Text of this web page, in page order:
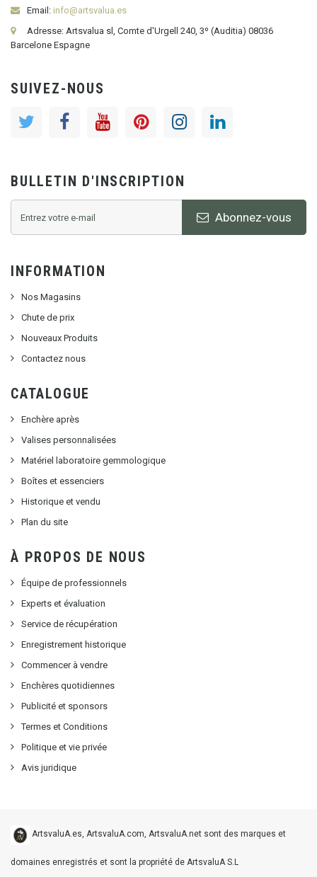
Email: info@artsvalua.es
Adresse: Artsvalua sl, Comte d'Urgell 240, 3º (Auditia) 08036
Barcelone Espagne
SUIVEZ-NOUS
BULLETIN D'INSCRIPTION
Abonnez-vous
INFORMATION
Nos Magasins
Chute de prix
Nouveaux Produits
Contactez nous
CATALOGUE
Enchère après
Valises personnalisées
Matériel laboratoire gemmologique
Boîtes et essenciers
Historique et vendu
Plan du site
À PROPOS DE NOUS
Équipe de professionnels
Experts et évaluation
Service de récupération
Enregistrement historique
Commencer à vendre
Enchères quotidiennes
Publicité et sponsors
Termes et Conditions
Politique et vie privée
Avis juridique
ArtsvaluA.es, ArtsvaluA.com, ArtsvaluA.net sont des marques et
domaines enregistrés et sont la propriété de ArtsvaluA S.L